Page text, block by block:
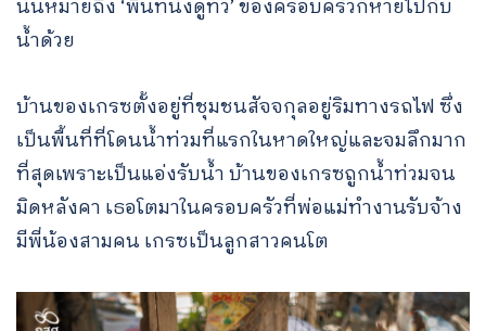
นั่นหมายถึง ‘พื้นที่นั่งดูทีวี’ ของครอบครัวก็หายไปกับ
น้ำด้วย
บ้านของเกรซตั้งอยู่ที่ชุมชนสัจจกุลอยู่ริมทางรถไฟ ซึ่ง
เป็นพื้นที่ที่โดนน้ำท่วมที่แรกในหาดใหญ่และจมลึกมาก
ที่สุดเพราะเป็นแอ่งรับน้ำ บ้านของเกรซถูกน้ำท่วมจน
มิดหลังคา เธอโตมาในครอบครัวที่พ่อแม่ทำงานรับจ้าง
มีพี่น้องสามคน เกรซเป็นลูกสาวคนโต